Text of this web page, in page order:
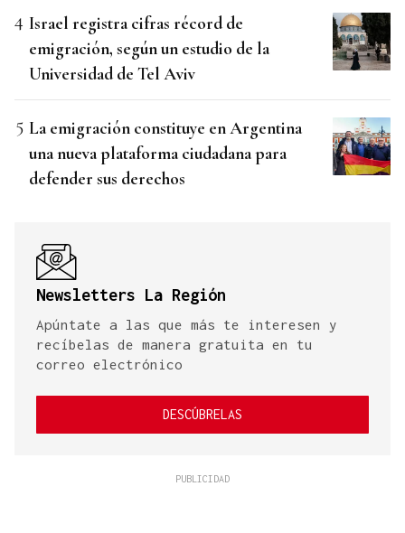
Israel registra cifras récord de
emigración, según un estudio de la
Universidad de Tel Aviv
La emigración constituye en Argentina
una nueva plataforma ciudadana para
defender sus derechos
Newsletters La Región
Apúntate a las que más te interesen y
recíbelas de manera gratuita en tu
correo electrónico
DESCÚBRELAS